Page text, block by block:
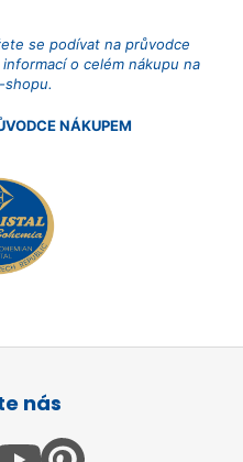
se podívat na průvodce
o celém nákupu na
shopu.
NÁKUPEM
nás